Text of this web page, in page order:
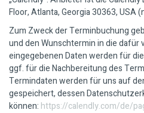
Floor, Atlanta, Georgia 30363, USA
Zum Zweck der Terminbuchung
und den Wunschtermin in die dafür
eingegebenen Daten werden für
ggf. für die Nachbereitung des
Termindaten werden für uns auf
gespeichert, dessen
können: https://calendly.com/de/